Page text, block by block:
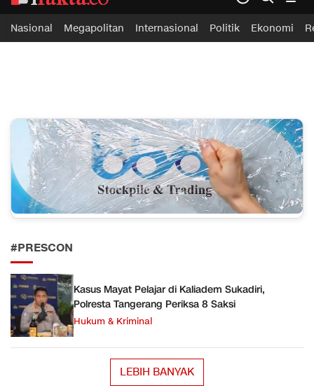
ifakta.co
#pastibenar
Nasional Megapolitan Internasional Politik Ekonomi
#PRESCON
Kasus Mayat Pelajar di Kaliadem Sukadiri,
Polresta Tangerang Periksa 8 Saksi
Hukum & Kriminal
LEBIH BANYAK